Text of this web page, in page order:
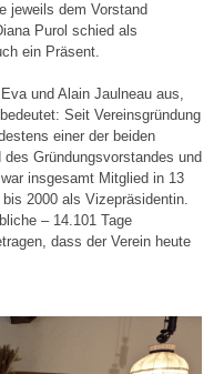
jeweils dem Vorstand
Purol schied als
ein Präsent.
und Alain Jaulneau aus,
Seit Vereinsgründung
einer der beiden
Gründungsvorstandes und
insgesamt Mitglied in 13
2000 als Vizepräsidentin.
– 14.101 Tage
dass der Verein heute